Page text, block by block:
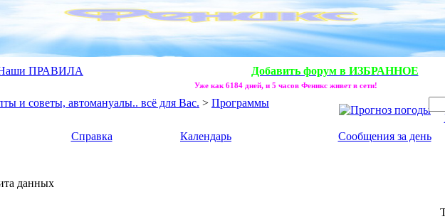
ПРАВИЛА Добавить форум в ИЗБРАННОЕ
Уже как 6184 дней, и 5 часов Феникс живет в сети!
и советы, автомануалы.. всё для Вас. > Программы
Справка Календарь Сообщения за день
данных